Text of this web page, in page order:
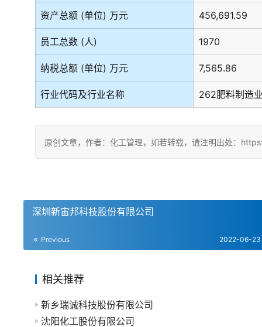
资产总额 (单位) 万元 456,691.59
员工总数 (人) 1970
纳税总额 (单位) 万元 7,565.86
行业代码及行业名称 262肥料制造
原创文章，作者：化工管理，如若转载，请注明出处：
深圳新宙邦科技股份有限公司
Previous 2022-06-23
相关推荐
新乡瑞诚科技股份有限公司
沈阳化工股份有限公司